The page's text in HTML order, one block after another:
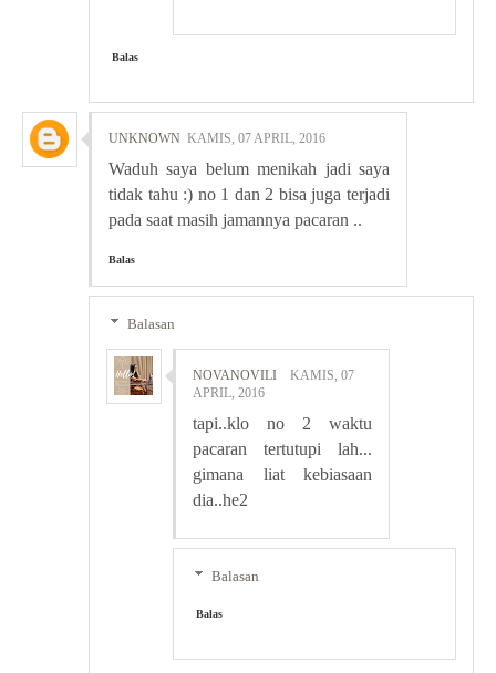
Balas
UNKNOWN KAMIS, 07 APRIL, 2016
Waduh saya belum menikah jadi saya
tidak tahu :) no 1 dan 2 bisa juga terjadi
pada saat masih jamannya pacaran ..
Balas
Balasan
NOVANOVILI
KAMIS, 07
APRIL, 2016
tapi..klo no 2 waktu
pacaran tertutupi lah...
gimana liat kebiasaan
dia..he2
Balasan
Balas